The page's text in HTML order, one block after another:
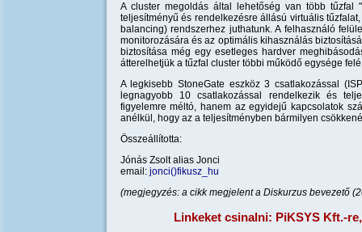
A cluster megoldás által lehetőség van több tűzfal
teljesítményű és rendelkezésre állású virtuális
balancing) rendszerhez juthatunk. A felhasználó
monitorozására és az optimális kihasználás
biztosítása még egy esetleges hardver
átterelhetjük a tűzfal cluster többi működő egysége
A legkisebb StoneGate eszköz 3 csatlakozással
legnagyobb 10 csatlakozással rendelkezik és
figyelemre méltó, hanem az egyidejű kapcsolatok
anélkül, hogy az a teljesítményben bármilyen
Összeállította:
Jónás Zsolt alias Jonci
email: jonci()fikusz_hu
(megjegyzés: a cikk megjelent a Diskurzus bevezető
Linkeket csinalni: PiKSYS Kft.-